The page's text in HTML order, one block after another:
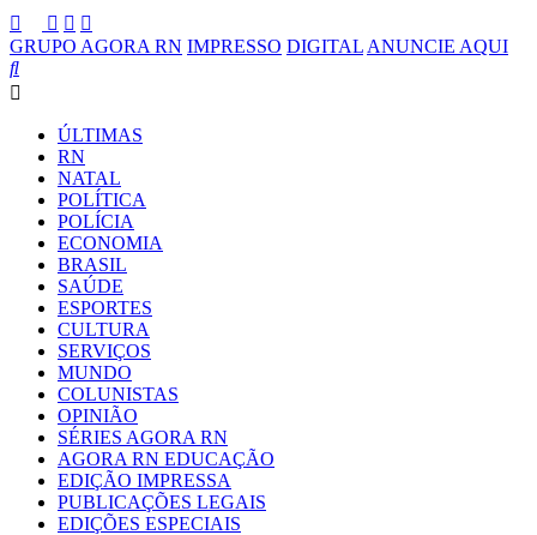
GRUPO AGORA RN IMPRESSO DIGITAL ANUNCIE AQUI
ÚLTIMAS
RN
NATAL
POLÍTICA
POLÍCIA
ECONOMIA
BRASIL
SAÚDE
ESPORTES
CULTURA
SERVIÇOS
MUNDO
COLUNISTAS
OPINIÃO
SÉRIES AGORA RN
AGORA RN EDUCAÇÃO
EDIÇÃO IMPRESSA
PUBLICAÇÕES LEGAIS
EDIÇÕES ESPECIAIS